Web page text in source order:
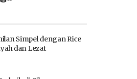
Simpel dengan Rice
dan Lezat